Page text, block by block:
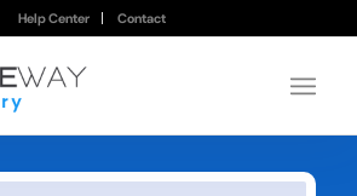
Help Center Contact